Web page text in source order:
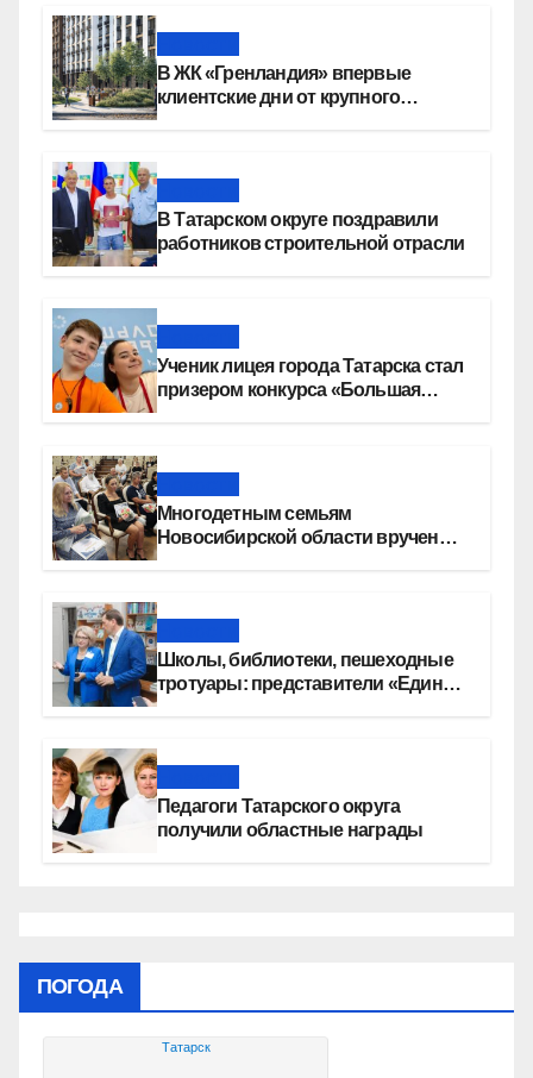
В ЖК «Гренландия» впервые
клиентские дни от крупного
В Татарском округе поздравили
работников строительной отрасли
Ученик лицея города Татарска стал
призером конкурса «Большая
Многодетным семьям
Новосибирской области вручены
Школы, библиотеки, пешеходные
тротуары: представители «Единой
Педагоги Татарского округа
получили областные награды
ПОГОДА
Татарск